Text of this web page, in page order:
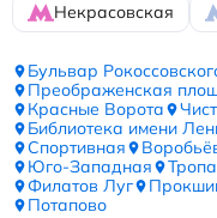
Некрасовская
Бульвар
Преображенская
Красные Ворота
Библиотека имени
Спортивная
Юго-Западная
Филатов Луг
Потапово